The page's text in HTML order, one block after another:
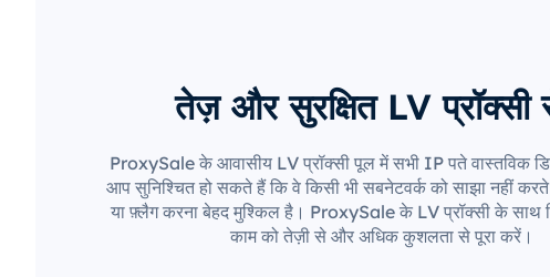
तेज़ और सुरक्षित LV प्रॉक्सी
ProxySale के आवासीय LV प्रॉक्सी पूल में सभी IP पते वास्तविक
आप सुनिश्चित हो सकते हैं कि वे किसी भी सबनेटवर्क को साझा नहीं
या फ़्लैग करना बेहद मुश्किल है। ProxySale के LV प्रॉक्सी के साथ
काम को तेज़ी से और अधिक कुशलता से पूरा करें।